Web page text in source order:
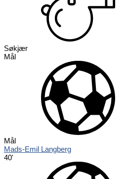
Søkjær
Mål
Mål
Mads-Emil Langberg
40'